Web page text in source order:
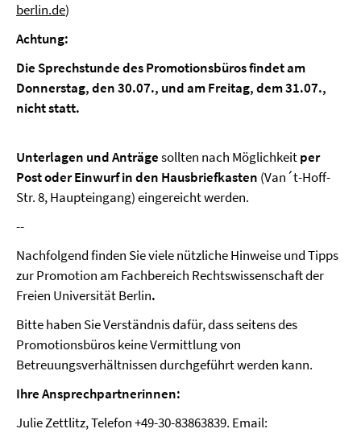
berlin.de)
Achtung:
Die Sprechstunde des Promotionsbüros findet am
Donnerstag, den 30.07., und am Freitag, dem 31.07.,
nicht statt.
Unterlagen und Anträgesollten nach Möglichkeitper
Post oder Einwurf in den Hausbriefkasten (Van´t-Hoff-
Str. 8, Haupteingang) eingereicht werden.
--
Nachfolgend finden Sie viele nützliche Hinweise und Tipps
zur Promotion am Fachbereich Rechtswissenschaft der
Freien Universität Berlin.
Bitte haben Sie Verständnis dafür, dass seitens des
Promotionsbüros keine Vermittlung von
Betreuungsverhältnissen durchgeführt werden kann.
Ihre Ansprechpartnerinnen:
Julie Zettlitz, Telefon +49-30-83863839. Email: